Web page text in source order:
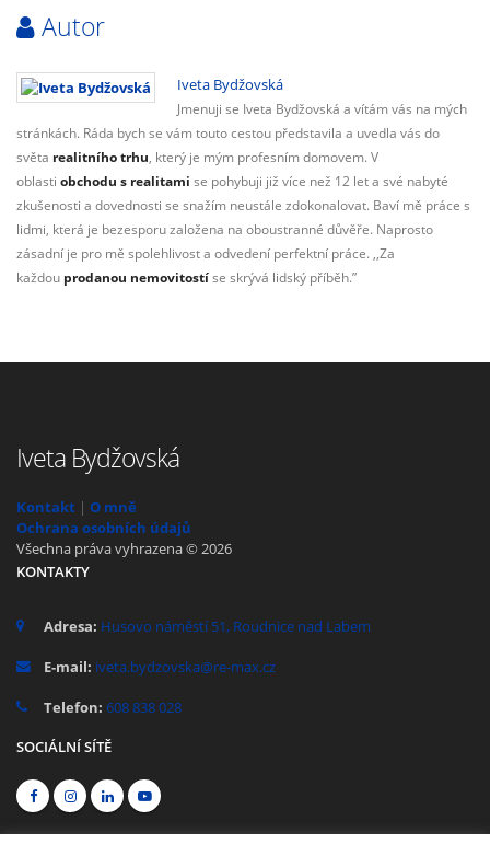
Autor
Iveta Bydžovská
Jmenuji se Iveta Bydžovská a vítám vás na mých
stránkách. Ráda bych se vám touto cestou představila a uvedla vás do
světa realitního trhu, který je mým profesním domovem. V
oblasti obchodu s realitami se pohybuji již více než 12 let a své nabyté
zkušenosti a dovednosti se snažím neustále zdokonalovat. Baví mě práce s
lidmi, která je bezesporu založena na oboustranné důvěře. Naprosto
zásadní je pro mě spolehlivost a odvedení perfektní práce. ,,Za
každou prodanou nemovitostí se skrývá lidský příběh.”
Iveta Bydžovská
Kontakt | O mně
Ochrana osobních údajů
Všechna práva vyhrazena © 2026
KONTAKTY
Adresa: Husovo náměstí 51, Roudnice nad Labem
E-mail: iveta.bydzovska@re-max.cz
Telefon: 608 838 028
SOCIÁLNÍ SÍTĚ